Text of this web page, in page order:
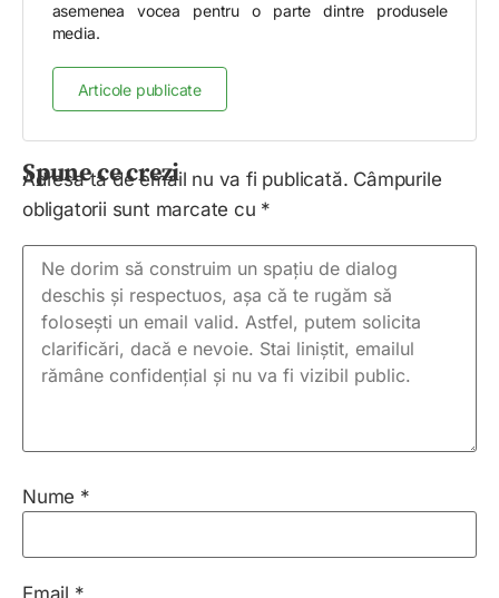
asemenea vocea pentru o parte dintre produsele
media.
Articole publicate
Spune ce crezi
Adresa ta de email nu va fi publicată. Câmpurile
obligatorii sunt marcate cu *
Nume *
Email *